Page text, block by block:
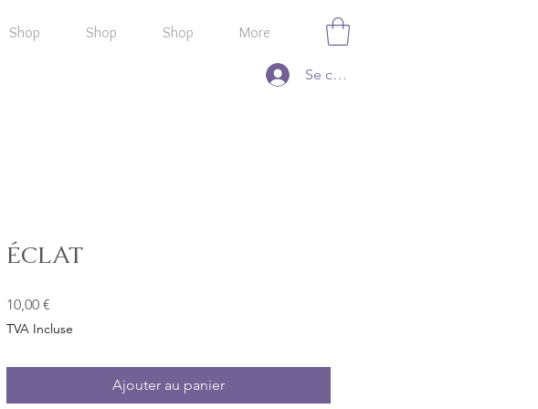
Shop Shop Shop More
Se connecter
ÉCLAT
10,00 €
TVA Incluse
Ajouter au panier